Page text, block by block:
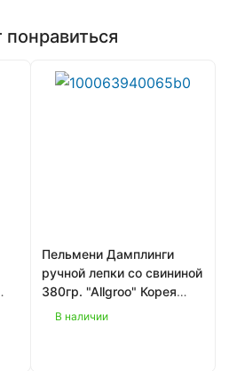
Пельмени Дамплинги
ручной лепки со свининой
380гр. "Allgroo" Корея
1/16В наличии